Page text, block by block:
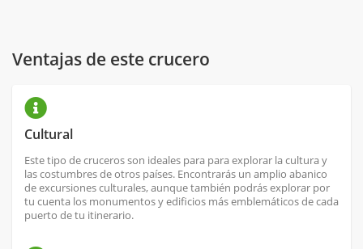
Ventajas de este crucero
Cultural
Este tipo de cruceros son ideales para para explorar la cultura y
las costumbres de otros países. Encontrarás un amplio abanico
de excursiones culturales, aunque también podrás explorar por
tu cuenta los monumentos y edificios más emblemáticos de cada
puerto de tu itinerario.